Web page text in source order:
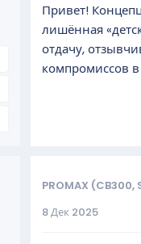
Привет!
лишённая
отдачу,
компромиссов
PROMAX (CB300,
8 Дек 2025